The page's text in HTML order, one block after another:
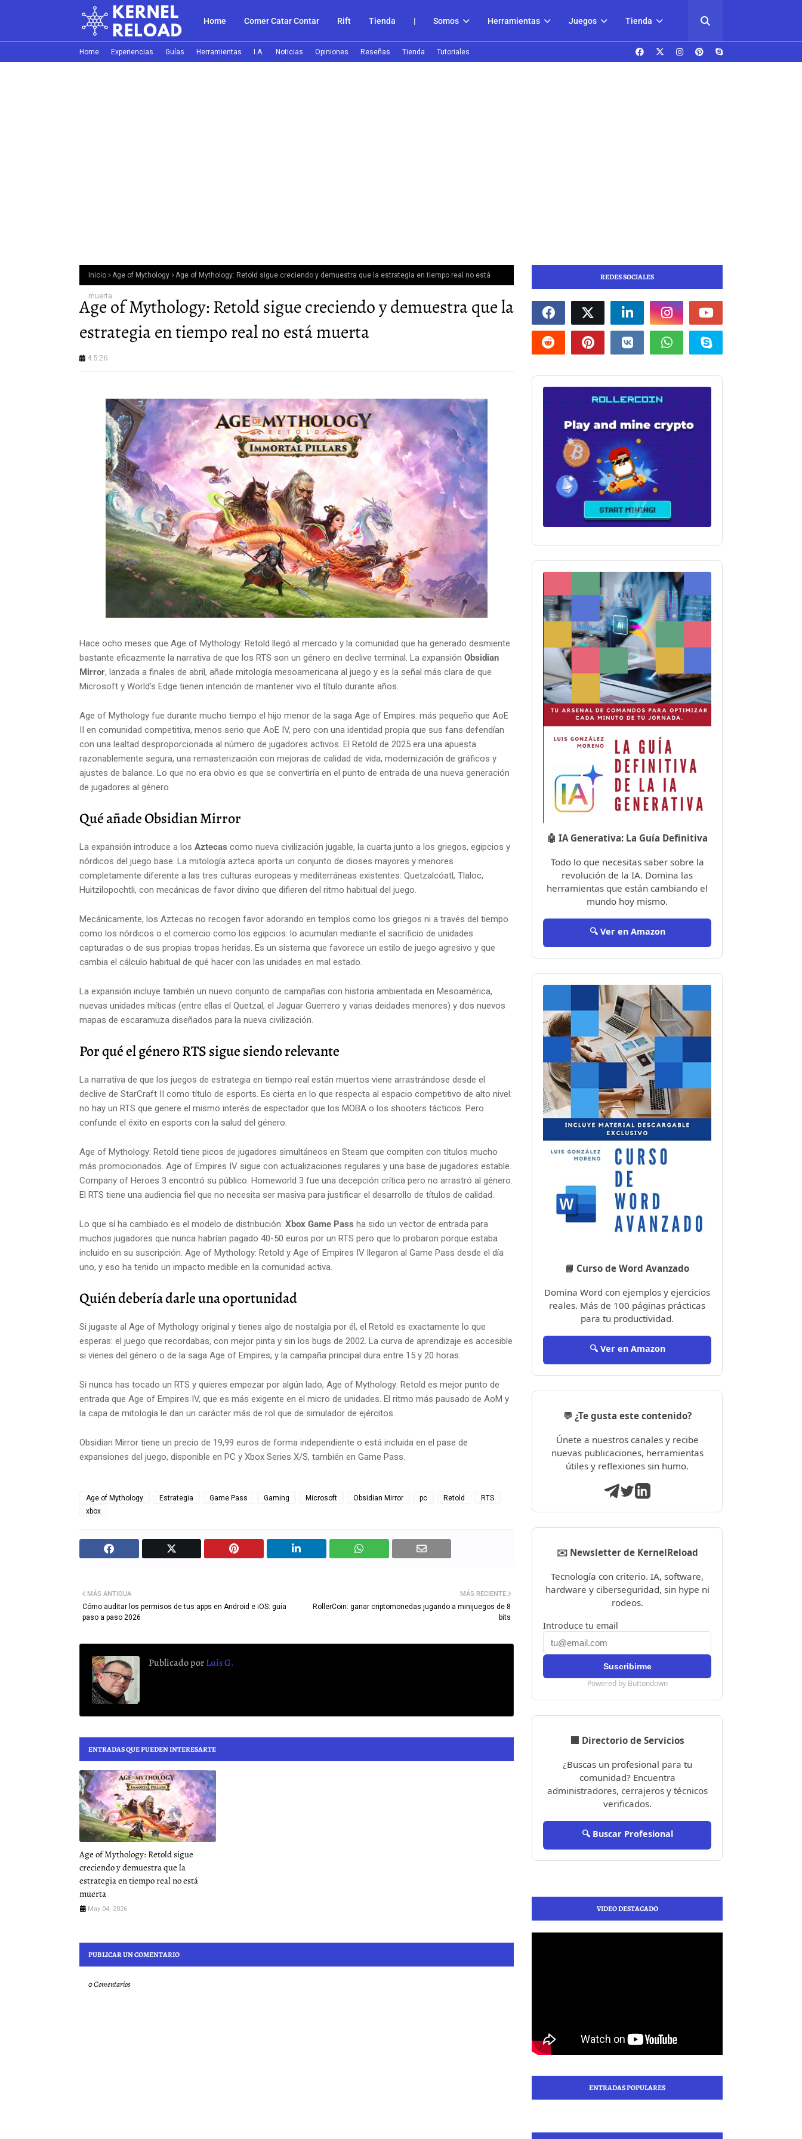
Home Comer Catar Contar Rift Tienda | Somos Herramientas Juegos Tienda
Home Experiencias Guías Herramientas I.A. Noticias Opiniones Reseñas Tienda Tutoriales
Inicio Age of Mythology Age of Mythology: Retold sigue creciendo y demuestra que la estrategia en tiempo real no está
muerta
Age of Mythology: Retold sigue creciendo y demuestra que la
estrategia en tiempo real no está muerta
4.5.26
Hace ocho meses que Age of Mythology: Retold llegó al mercado y la comunidad que ha generado desmiente
bastante eficazmente la narrativa de que los RTS son un género en declive terminal. La expansión Obsidian
Mirror, lanzada a finales de abril, añade mitología mesoamericana al juego y es la señal más clara de que
Microsoft y World's Edge tienen intención de mantener vivo el título durante años.
Age of Mythology fue durante mucho tiempo el hijo menor de la saga Age of Empires: más pequeño que AoE
II en comunidad competitiva, menos serio que AoE IV, pero con una identidad propia que sus fans defendían
con una lealtad desproporcionada al número de jugadores activos. El Retold de 2025 era una apuesta
razonablemente segura, una remasterización con mejoras de calidad de vida, modernización de gráficos y
ajustes de balance. Lo que no era obvio es que se convertiría en el punto de entrada de una nueva generación
de jugadores al género.
Qué añade Obsidian Mirror
La expansión introduce a los Aztecas como nueva civilización jugable, la cuarta junto a los griegos, egipcios y
nórdicos del juego base. La mitología azteca aporta un conjunto de dioses mayores y menores
completamente diferente a las tres culturas europeas y mediterráneas existentes: Quetzalcóatl, Tlaloc,
Huitzilopochtli, con mecánicas de favor divino que difieren del ritmo habitual del juego.
Mecánicamente, los Aztecas no recogen favor adorando en templos como los griegos ni a través del tiempo
como los nórdicos o el comercio como los egipcios: lo acumulan mediante el sacrificio de unidades
capturadas o de sus propias tropas heridas. Es un sistema que favorece un estilo de juego agresivo y que
cambia el cálculo habitual de qué hacer con las unidades en mal estado.
La expansión incluye también un nuevo conjunto de campañas con historia ambientada en Mesoamérica,
nuevas unidades míticas (entre ellas el Quetzal, el Jaguar Guerrero y varias deidades menores) y dos nuevos
mapas de escaramuza diseñados para la nueva civilización.
Por qué el género RTS sigue siendo relevante
La narrativa de que los juegos de estrategia en tiempo real están muertos viene arrastrándose desde el
declive de StarCraft II como título de esports. Es cierta en lo que respecta al espacio competitivo de alto nivel:
no hay un RTS que genere el mismo interés de espectador que los MOBA o los shooters tácticos. Pero
confunde el éxito en esports con la salud del género.
Age of Mythology: Retold tiene picos de jugadores simultáneos en Steam que compiten con títulos mucho
más promocionados. Age of Empires IV sigue con actualizaciones regulares y una base de jugadores estable.
Company of Heroes 3 encontró su público. Homeworld 3 fue una decepción crítica pero no arrastró al género.
El RTS tiene una audiencia fiel que no necesita ser masiva para justificar el desarrollo de títulos de calidad.
Lo que sí ha cambiado es el modelo de distribución: Xbox Game Pass ha sido un vector de entrada para
muchos jugadores que nunca habrían pagado 40-50 euros por un RTS pero que lo probaron porque estaba
incluido en su suscripción. Age of Mythology: Retold y Age of Empires IV llegaron al Game Pass desde el día
uno, y eso ha tenido un impacto medible en la comunidad activa.
Quién debería darle una oportunidad
Si jugaste al Age of Mythology original y tienes algo de nostalgia por él, el Retold es exactamente lo que
esperas: el juego que recordabas, con mejor pinta y sin los bugs de 2002. La curva de aprendizaje es accesible
si vienes del género o de la saga Age of Empires, y la campaña principal dura entre 15 y 20 horas.
Si nunca has tocado un RTS y quieres empezar por algún lado, Age of Mythology: Retold es mejor punto de
entrada que Age of Empires IV, que es más exigente en el micro de unidades. El ritmo más pausado de AoM y
la capa de mitología le dan un carácter más de rol que de simulador de ejércitos.
Obsidian Mirror tiene un precio de 19,99 euros de forma independiente o está incluida en el pase de
expansiones del juego, disponible en PC y Xbox Series X/S, también en Game Pass.
Age of Mythology Estrategia Game Pass Gaming Microsoft Obsidian Mirror pc Retold
RTS
xbox
MÁS RECIENTE
RollerCoin: ganar criptomonedas jugando a minijuegos de 8
bits
MÁS ANTIGUA
Cómo auditar los permisos de tus apps en Android e iOS: guía
paso a paso 2026
Publicado porLuis G.
ENTRADAS QUE PUEDEN INTERESARTE
Age of Mythology: Retold sigue
creciendo y demuestra que la
estrategia en tiempo real no está
muerta
May 04, 2026
PUBLICAR UN COMENTARIO
0 Comentarios
REDES SOCIALES
🤖 IA Generativa: La Guía Definitiva
Todo lo que necesitas saber sobre la
revolución de la IA. Domina las
herramientas que están cambiando el
mundo hoy mismo.
🔍 Ver en Amazon
📘 Curso de Word Avanzado
Domina Word con ejemplos y ejercicios
reales. Más de 100 páginas prácticas
para tu productividad.
🔍 Ver en Amazon
💬 ¿Te gusta este contenido?
Únete a nuestros canales y recibe
nuevas publicaciones, herramientas
útiles y reflexiones sin humo.
✉️ Newsletter de KernelReload
Tecnología con criterio. IA, software,
hardware y ciberseguridad, sin hype ni
rodeos.
Introduce tu email
Powered by Buttondown
🏢 Directorio de Servicios
¿Buscas un profesional para tu
comunidad? Encuentra
administradores, cerrajeros y técnicos
verificados.
🔍 Buscar Profesional
VIDEO DESTACADO
ENTRADAS POPULARES